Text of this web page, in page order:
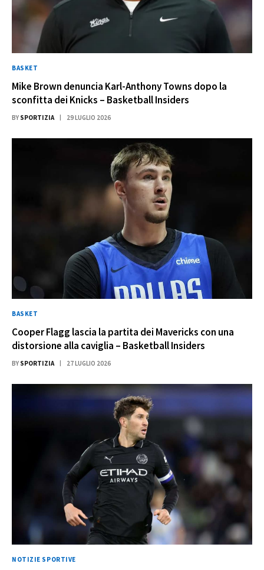
BASKET
Mike Brown denuncia Karl-Anthony Towns dopo la
sconfitta dei Knicks – Basketball Insiders
BY SPORTIZIA 29 LUGLIO 2026
BASKET
Cooper Flagg lascia la partita dei Mavericks con una
distorsione alla caviglia – Basketball Insiders
BY SPORTIZIA 27 LUGLIO 2026
NOTIZIE SPORTIVE